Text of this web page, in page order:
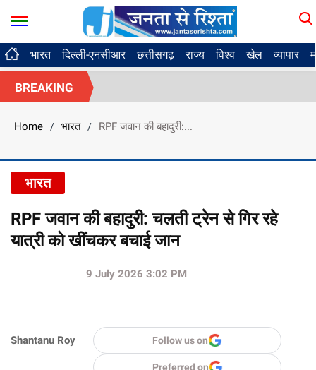
भारत दिल्ली-एनसीआर छत्तीसगढ़ राज्य विश्व खेल व्यापार
BREAKING
Home / भारत / RPF जवान की बहादुरी:...
भारत
RPF जवान की बहादुरी: चलती ट्रेन से गिर रहे
यात्री को खींचकर बचाई जान
Shantanu Roy
9 July 2026 3:02 PM
Follow us on
Preferred on